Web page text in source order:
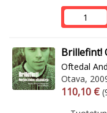
Brillefint!
Oftedal
Otava,
110,10 €